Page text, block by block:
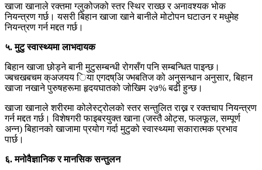
खाजा खानाले रक्तमा ग्लुकोजको स्तर स्थिर राख्छ र अनावश्यक भोक
नियन्त्रण गर्छ। यसरी बिहान खाजा खाने बानीले मोटोपन घटाउन र मधुमेह
नियन्त्रण गर्न मद्दत गर्छ।
५. मुटु स्वास्थ्यमा लाभदायक
बिहान खाजा छोड्ने बानी मुटुसम्बन्धी रोगसँग पनि सम्बन्धित पाइन्छ।
ज्बचखबचम क्अजयय िया एगदष्अि ज्भबतिज को अनुसन्धान अनुसार, बिहान
खाजा नखाने पुरुषहरूमा हृदयघातको जोखिम २७% बढी हुन्छ।
खाजा खानाले शरीरमा कोलेस्ट्रोलको स्तर सन्तुलित राख्न र रक्तचाप नियन्त्रण
गर्न मद्दत गर्छ। विशेषगरी फाइबरयुक्त खाना (जस्तै ओट्स, फलफूल, सम्पूर्ण
अन्न) बिहानको खाजामा प्रयोग गर्दा मुटुको स्वास्थ्यमा सकारात्मक प्रभाव
पार्छ।
६. मनोवैज्ञानिक र मानसिक सन्तुलन